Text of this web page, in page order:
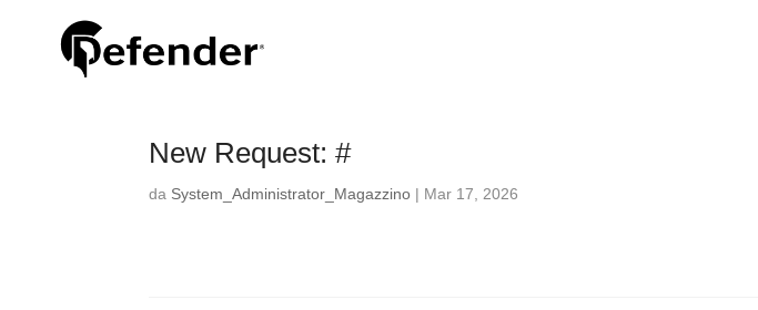
New Request: #
da System_Administrator_Magazzino | Mar 17, 2026